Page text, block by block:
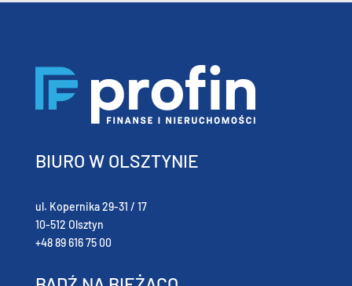
BIURO W OLSZTYNIE
ul. Kopernika 29-31 / 17
10-512 Olsztyn
+48 89 616 75 00